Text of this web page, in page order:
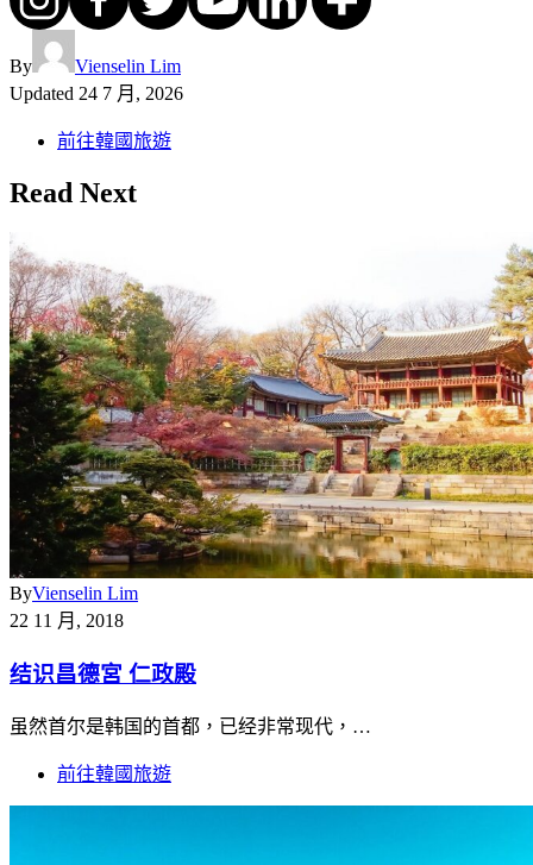
By
Vienselin Lim
Updated 24 7 月, 2026
前往韓國旅遊
Read Next
ByVienselin Lim
22 11 月, 2018
结识昌德宮 仁政殿
虽然首尔是韩国的首都，已经非常现代，…
前往韓國旅遊